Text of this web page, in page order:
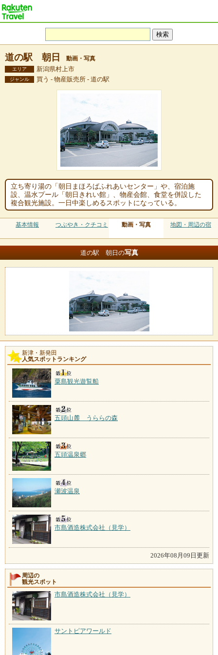
道の駅 朝日 動画・写真
エリア 新潟県村上市
ジャンル 買う - 物産販売所 - 道の駅
立ち寄り湯の「朝日まほろばふれあいセンター」や、宿泊施
設、温水プール「朝日きれい館」、物産会館、食堂を併設した
複合観光施設。一日中楽しめるスポットになっている。
基本情報 つぶやき・クチコミ 動画・写真 地図・周辺の宿
道の駅 朝日の写真
新津・新発田
人気スポットランキング
粟島観光遊覧船
五頭山麓 うららの森
五頭温泉郷
瀬波温泉
市島酒造株式会社（見学）
2026年08月09日更新
周辺の
観光スポット
市島酒造株式会社（見学）
サントピアワールド